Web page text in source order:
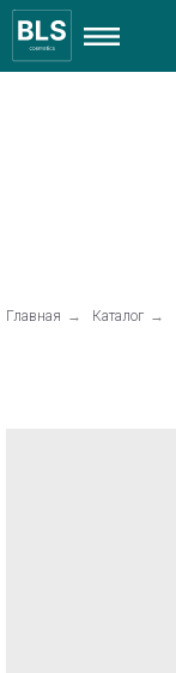
Главная → Каталог →